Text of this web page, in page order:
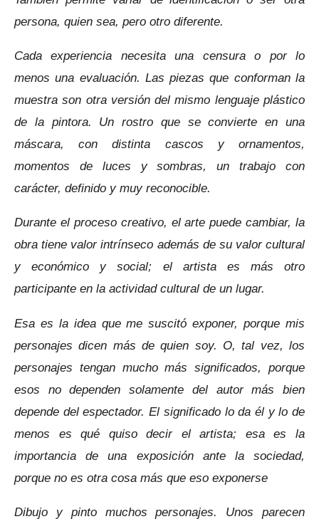
persona, quien sea, pero otro diferente.
Cada experiencia necesita una censura o por lo
menos una evaluación. Las piezas que conforman la
muestra son otra versión del mismo lenguaje plástico
de la pintora. Un rostro que se convierte en una
máscara, con distinta cascos y ornamentos,
momentos de luces y sombras, un trabajo con
carácter, definido y muy reconocible.
Durante el proceso creativo, el arte puede cambiar, la
obra tiene valor intrínseco además de su valor cultural
y económico y social; el artista es más otro
participante en la actividad cultural de un lugar.
Esa es la idea que me suscitó exponer, porque mis
personajes dicen más de quien soy. O, tal vez, los
personajes tengan mucho más significados, porque
esos no dependen solamente del autor más bien
depende del espectador. El significado lo da él y lo de
menos es qué quiso decir el artista; esa es la
importancia de una exposición ante la sociedad,
porque no es otra cosa más que eso exponerse
Dibujo y pinto muchos personajes. Unos parecen